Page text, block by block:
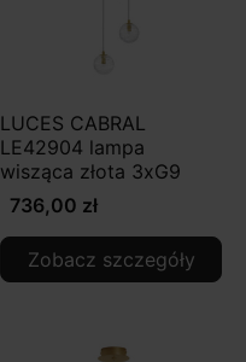
LUCES CABRAL
LE42904 lampa
wisząca złota 3xG9
736,00 zł
Zobacz szczegóły